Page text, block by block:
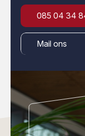
085 04 34
Mail ons